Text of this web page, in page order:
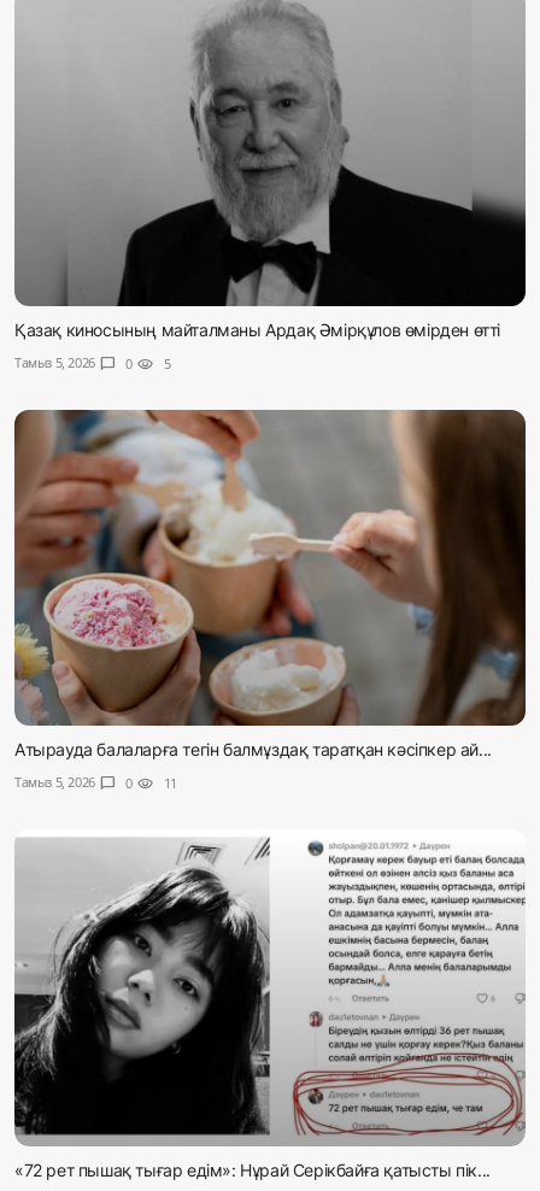
Қазақ киносының майталманы Ардақ Әмірқұлов өмірден өтті
Тамыз 5, 2026 chat_bubble 0 visibility 5
Атырауда балаларға тегін балмұздақ таратқан кәсіпкер ай...
Тамыз 5, 2026 chat_bubble 0 visibility 11
«72 рет пышақ тығар едім»: Нұрай Серікбайға қатысты пік...